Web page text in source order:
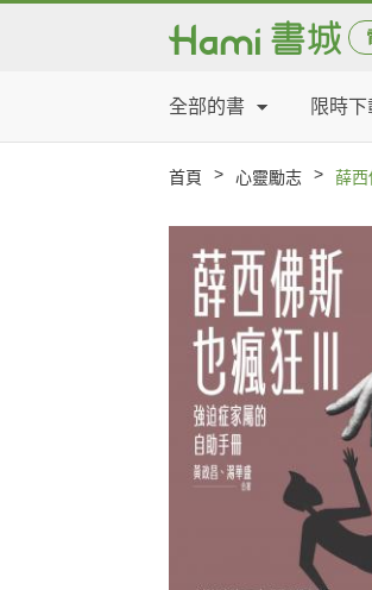
全部的書 限時下
首頁 > 心靈勵志 > 薛西